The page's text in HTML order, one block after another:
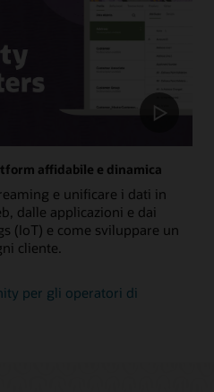
affidabile e dinamica
e unificare i dati in
dalle applicazioni e dai
(IoT) e come sviluppare un
cliente.
per gli operatori di